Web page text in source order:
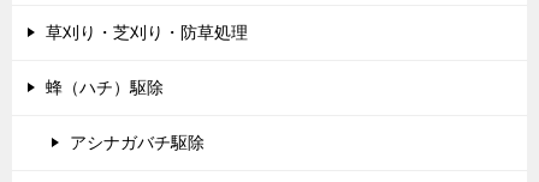
草刈り・芝刈り・防草処理
蜂（ハチ）駆除
アシナガバチ駆除